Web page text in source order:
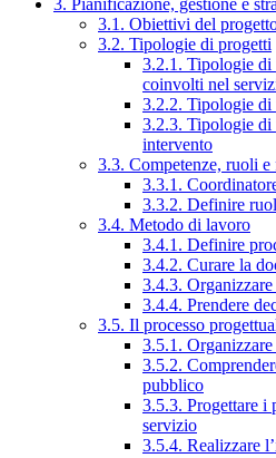
3. Pianificazione, gestione e
3.1. Obiettivi del
3.2. Tipologie di progetti
3.2.1. Tipologie di
coinvolti nel
3.2.2. Tipologie di
3.2.3. Tipologie di
intervento
3.3. Competenze, ruoli
3.3.1.
3.3.2. Definire
3.4. Metodo di lavoro
3.4.1. Definire
3.4.2. Curare la
3.4.3.
3.4.4. Prendere
3.5. Il processo
3.5.1.
3.5.2.
pubblico
3.5.3. Progettare i
servizio
3.5.4. Realizzare